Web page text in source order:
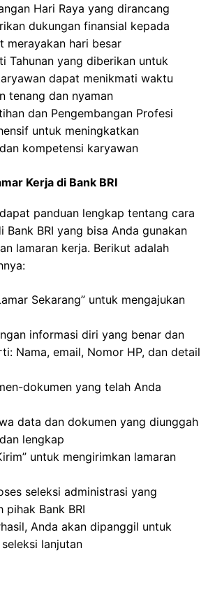
Hari Raya yang dirancang
dukungan finansial kepada
merayakan hari besar
Tahunan yang diberikan untuk
dapat menikmati waktu
tenang dan nyaman
dan Pengembangan Profesi
untuk meningkatkan
kompetensi karyawan
Kerja di Bank BRI
panduan lengkap tentang cara
Bank BRI yang bisa Anda gunakan
lamaran kerja. Berikut adalah
Sekarang” untuk mengajukan
informasi diri yang benar dan
Nama, email, Nomor HP, dan detail
dokumen yang telah Anda
data dan dokumen yang diunggah
lengkap
untuk mengirimkan lamaran
seleksi administrasi yang
pihak Bank BRI
Anda akan dipanggil untuk
lanjutan